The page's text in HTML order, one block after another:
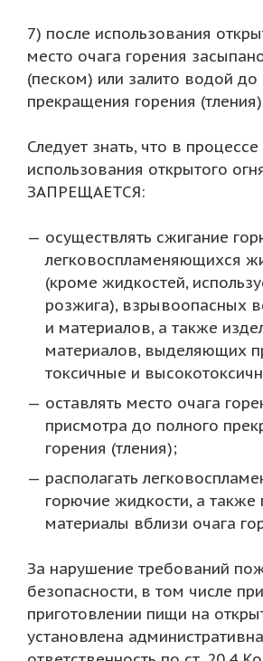
7) после использования
место очага горения
(песком) или залито водой до
прекращения горения
Следует знать, что в процессе
использования открытого
ЗАПРЕЩАЕТСЯ:
осуществлять сжигание
легковоспламеняющихся
(кроме жидкостей,
розжига), взрывоопасных
и материалов, а также
материалов, выделяющих
токсичные и
оставлять место очага
присмотра до полного
горения (тления);
располагать
горючие жидкости, а также
материалы вблизи очага
За нарушение требований
безопасности, в том числе при
приготовлении пищи на
установлена